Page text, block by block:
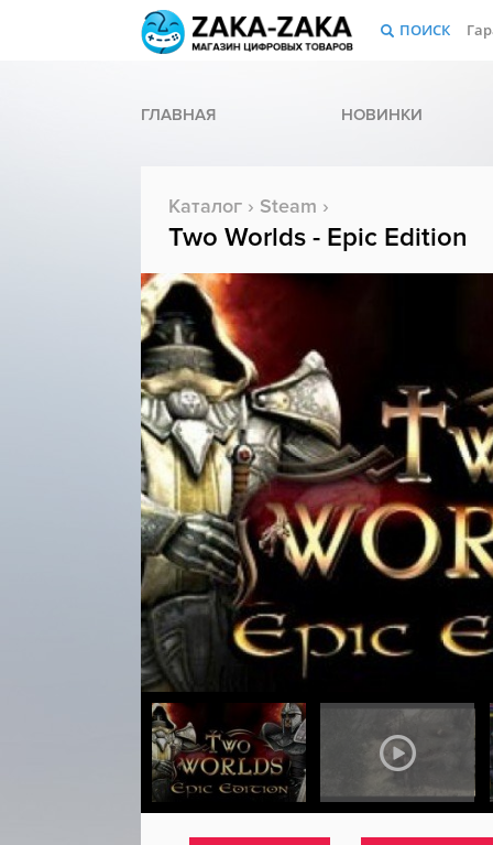
ПОИСК
ГЛАВНАЯ НОВИНКИ
Каталог › Steam ›
Two Worlds - Epic Edition